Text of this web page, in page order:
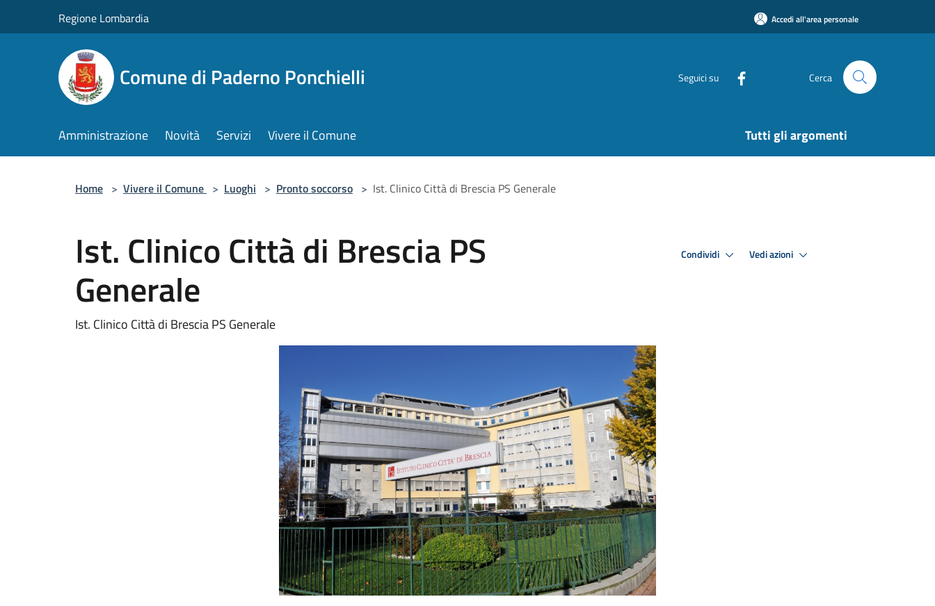
Regione Lombardia Accedi all'area personale
Comune di Paderno Ponchielli Seguici su Cerca
Amministrazione Novità Servizi Vivere il Comune Tutti gli argomenti
Home > Vivere il Comune > Luoghi > Pronto soccorso > Ist. Clinico Città di Brescia PS Generale
Ist. Clinico Città di Brescia PS
Generale
Ist. Clinico Città di Brescia PS Generale
Condividi Vedi azioni